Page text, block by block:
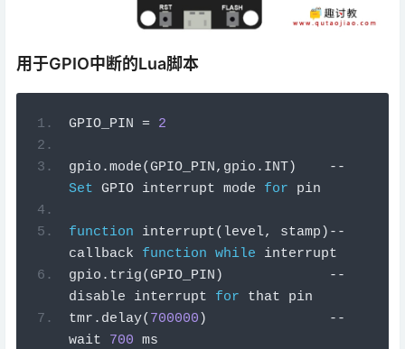
用于GPIO中断的Lua脚本
GPIO_PIN = 2
gpio .mode(GPIO_PIN, gpio . INT)
--
Set GPIO interrupt mode for pin
function interrupt( level, stamp )--
callback function while interrupt
gpio . trig(GPIO_PIN )
--
disable interrupt for that pin
tmr . delay( 700000 )
--
wait
700 ms